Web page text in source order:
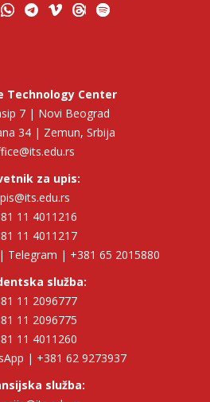
Technology Center
7 | Novi Beograd
34 | Zemun, Srbija
za upis:
11 4011216
11 4011217
Telegram | +381 65 2015880
služba:
11 2096777
11 2096775
11 4011260
| +381 62 9273937
služba: